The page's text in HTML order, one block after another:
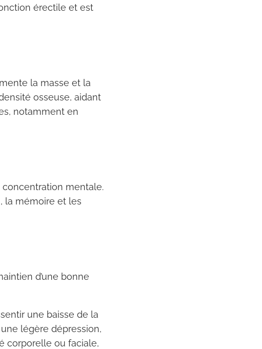
érectile et est
la masse et la
osseuse, aidant
notamment en
mentale.
la mémoire et les
d’une bonne
une baisse de la
légère dépression,
corporelle ou faciale,